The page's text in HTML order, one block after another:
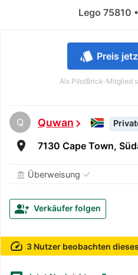
style Preis
Als PilotBrick-Mitglied
Q Quwanchevron_right
room 7130 Cape Town,
account_balance Überweisung ✓
group_add Verkäufer folgen
speed 3 Nutzer beobachten
Lego 75810